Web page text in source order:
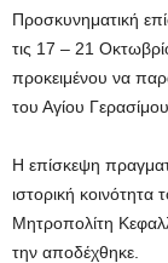
Προσκυνηματική
τις 17 – 21
προκειμένου να
του Αγίου
Η επίσκεψη
ιστορική
Μητροπολίτη
την αποδέχθηκε.